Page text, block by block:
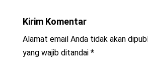
Kirim Komentar
Alamat email Anda tidak akan
yang wajib ditandai *